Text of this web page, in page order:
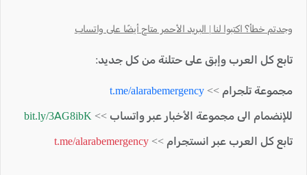
وجدتم خطأ؟ اكتبوا لنا | البريد الأحمر متاح أيضًا على واتساب
تابع كل العرب وإبق على حتلنة من كل جديد:
مجموعة تلجرام >> t.me/alarabemergency
للإنضمام الى مجموعة الأخبار عبر واتساب >> bit.ly/3AG8ibK
تابع كل العرب عبر انستجرام >> t.me/alarabemergency